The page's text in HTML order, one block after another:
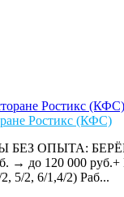
Ростикс (КФС)
БЕЗ ОПЫТА:
→ до 120 000
5/2, 6/1,4/2) Раб...